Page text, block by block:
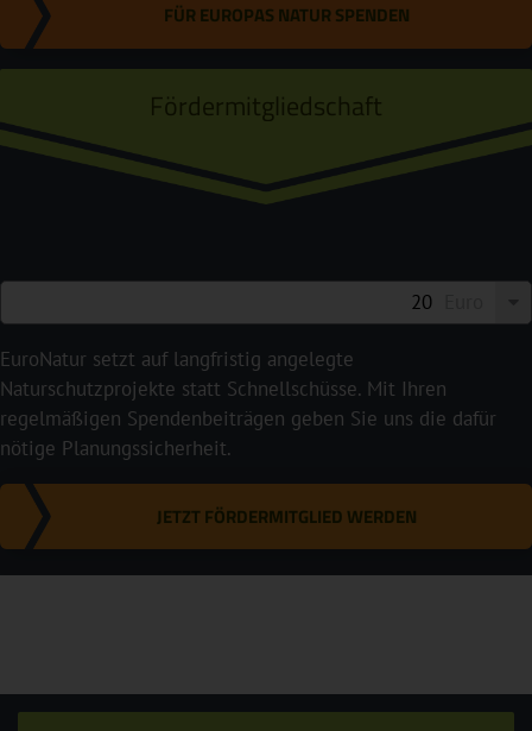
FÜR EUROPAS NATUR SPENDEN
Fördermitgliedschaft
EuroNatur setzt auf langfristig angelegte
Naturschutzprojekte statt Schnellschüsse. Mit Ihren
regelmäßigen Spendenbeiträgen geben Sie uns die dafür
nötige Planungssicherheit.
JETZT FÖRDERMITGLIED WERDEN